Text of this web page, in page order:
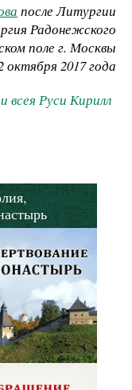
после Литургии
Радонежского
поле г. Москвы
октября 2017 года
Руси Кирилл